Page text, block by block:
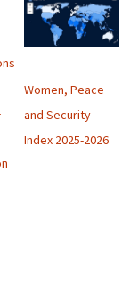
Women, Peace
and Security
Index 2025-2026